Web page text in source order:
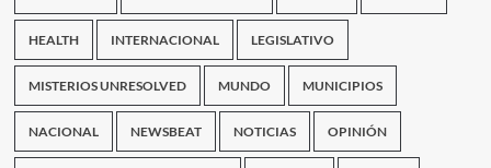
HEALTH INTERNACIONAL LEGISLATIVO
MISTERIOS UNRESOLVED MUNDO MUNICIPIOS
NACIONAL NEWSBEAT NOTICIAS OPINIÓN